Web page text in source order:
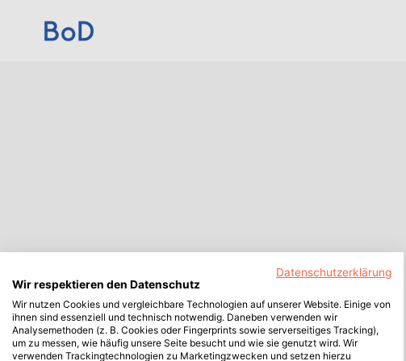
Datenschutzerklärung
Wir respektieren den Datenschutz
Wir nutzen Cookies und vergleichbare Technologien auf unserer Website. Einige von
ihnen sind essenziell und technisch notwendig. Daneben verwenden wir
Analysemethoden (z. B. Cookies oder Fingerprints sowie serverseitiges Tracking),
um zu messen, wie häufig unsere Seite besucht und wie sie genutzt wird. Wir
verwenden Trackingtechnologien zu Marketingzwecken und setzen hierzu